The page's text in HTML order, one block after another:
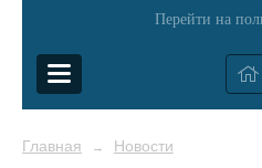
Перейти на
Главная → Новости